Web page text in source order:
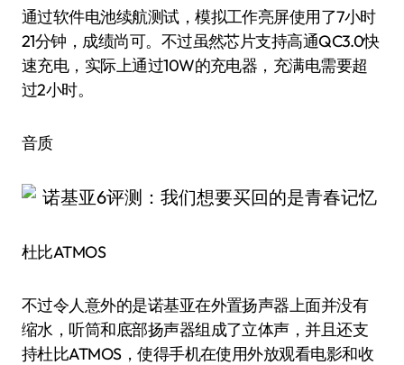
通过软件电池续航测试，模拟工作亮屏使用了7小时
21分钟，成绩尚可。不过虽然芯片支持高通QC3.0快
速充电，实际上通过10W的充电器，充满电需要超
过2小时。
音质
杜比ATMOS
不过令人意外的是诺基亚在外置扬声器上面并没有
缩水，听筒和底部扬声器组成了立体声，并且还支
持杜比ATMOS，使得手机在使用外放观看电影和收